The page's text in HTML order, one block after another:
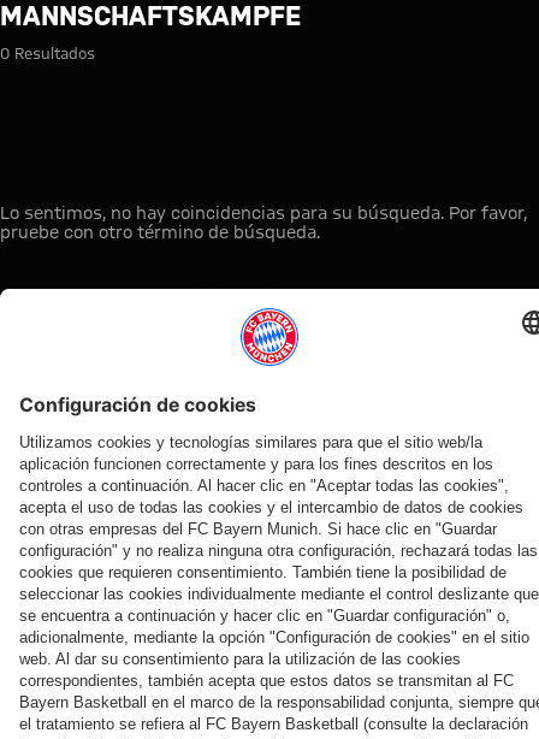
Búsqueda:
MANNSCHAFTSKAMPFE
0 Resultados
Lo sentimos, no hay coincidencias para su búsqueda. Por favor,
pruebe con otro término de búsqueda.
A la página principal
ESTO LE PUEDE INTERESAR
TIENDA
ONLINE
¡Disponible
la nueva
primera
equipación
para la
2025/26!
OFERTA
VENTILADOR
FC Bayern
Múnich
Tarjetas de
autógrafos
AFICIÓN
Clubs
de fans
MYFCBAYERN
Descubre tu
espacio
personal para
fans
Colaborador